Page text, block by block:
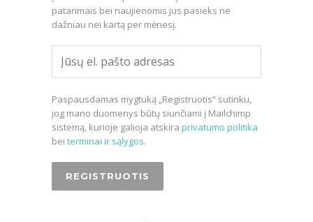
patarimais bei naujienomis jus pasieks ne
dažniau nei kartą per mėnesį.
Paspausdamas mygtuką „Registruotis“ sutinku,
jog mano duomenys būtų siunčiami į Mailchimp
sistemą, kurioje galioja atskira privatumo politika
bei terminai ir sąlygos.